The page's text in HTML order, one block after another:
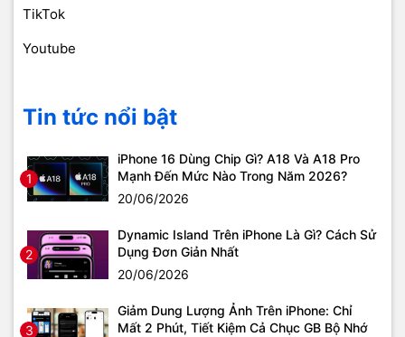
TikTok
Youtube
Tin tức nổi bật
1
iPhone 16 Dùng Chip Gì? A18 Và A18 Pro
Mạnh Đến Mức Nào Trong Năm 2026?
20/06/2026
2
Dynamic Island Trên iPhone Là Gì? Cách Sử
Dụng Đơn Giản Nhất
20/06/2026
3
Giảm Dung Lượng Ảnh Trên iPhone: Chỉ
Mất 2 Phút, Tiết Kiệm Cả Chục GB Bộ Nhớ